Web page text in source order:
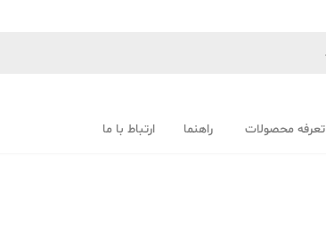
تعرفه محصولات راهنما ارتباط با ما